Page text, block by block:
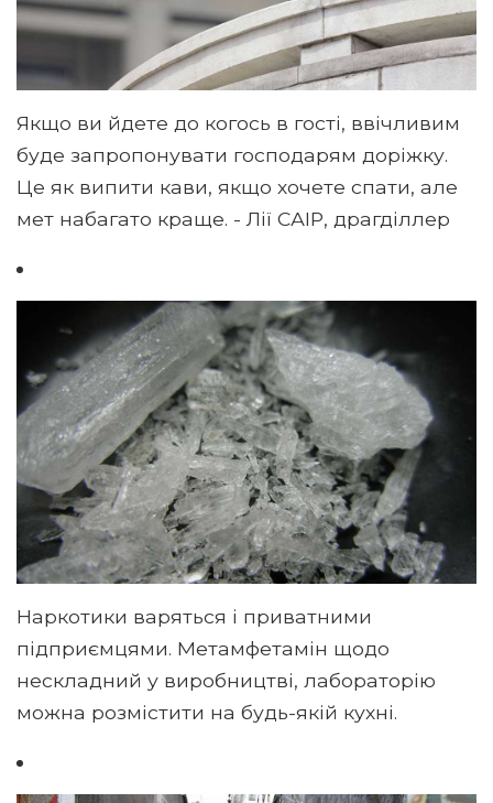
Якщо ви йдете до когось в гості, ввічливим
буде запропонувати господарям доріжку.
Це як випити кави, якщо хочете спати, але
мет набагато краще. - Лії САІР, драгділлер
Наркотики варяться і приватними
підприємцями. Метамфетамін щодо
нескладний у виробництві, лабораторію
можна розмістити на будь-якій кухні.